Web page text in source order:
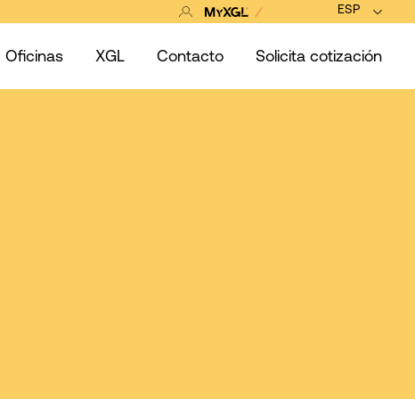
ESP
Oficinas XGL Contacto Solicita cotización